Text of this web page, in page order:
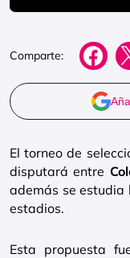
Comparte:
El torneo de
disputará entre
además se estudia
estadios.
Esta propuesta